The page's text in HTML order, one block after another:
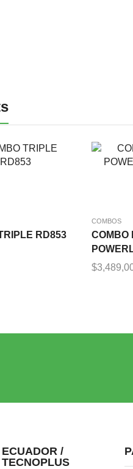
RD853
COMBOS
COMBO
$
ECUADOR /
TECNOPLUS